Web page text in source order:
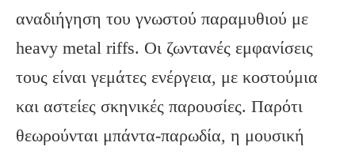
αναδιήγηση του γνωστού παραμυθιού με
heavy metal riffs. Οι ζωντανές εμφανίσεις
τους είναι γεμάτες ενέργεια, με κοστούμια
και αστείες σκηνικές παρουσίες. Παρότι
θεωρούνται μπάντα-παρωδία, η μουσική